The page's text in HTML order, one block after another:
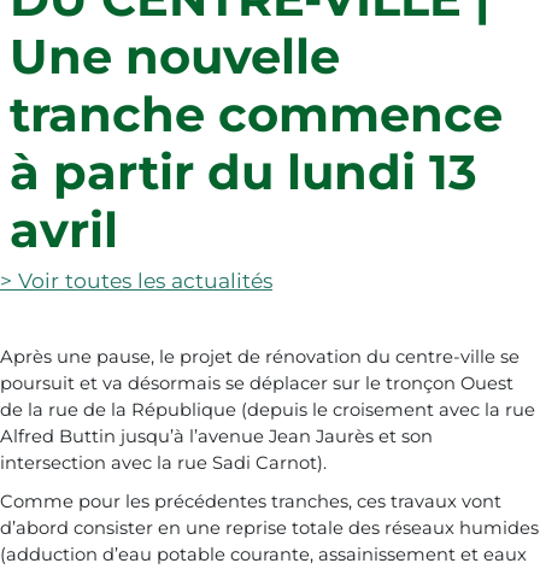
Publications
Médiathèque Albert Camus
Les associations éducatives et scolaires
Agenda
Rechercher
Une nouvelle
tranche commence
à partir du lundi 13
avril
Fil d'Ariane
> Voir toutes les actualités
Après une pause, le projet de rénovation du centre-ville se
poursuit et va désormais se déplacer sur le tronçon Ouest
de la rue de la République (depuis le croisement avec la rue
Alfred Buttin jusqu’à l’avenue Jean Jaurès et son
intersection avec la rue Sadi Carnot).
Comme pour les précédentes tranches, ces travaux vont
d’abord consister en une reprise totale des réseaux humides
(adduction d’eau potable courante, assainissement et eaux